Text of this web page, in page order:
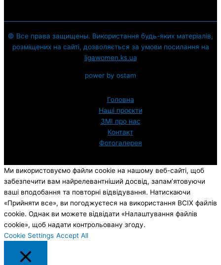
© Все права защищены. Використання будь-яких матеріалів,
розміщених на сайті, дозволяється за умови посилання на
ligawomen.ks.ua
power by ostam
Головна
Наші проєкти
ЗМI про нас
Контакт
Фотогалерея
Ми використовуємо файли cookie на нашому веб-сайті, щоб
забезпечити вам найрелевантніший досвід, запам’ятовуючи
ваші вподобання та повторні відвідування. Натискаючи
«Прийняти все», ви погоджуєтеся на використання ВСІХ файлів
cookie. Однак ви можете відвідати «Налаштування файлів
cookie», щоб надати контрольовану згоду.
Cookie Settings Accept All